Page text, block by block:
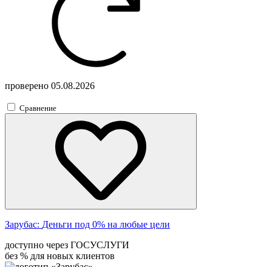
проверено 05.08.2026
Сравнение
Зарубас: Деньги под 0% на любые цели
доступно через ГОСУСЛУГИ
без % для новых клиентов